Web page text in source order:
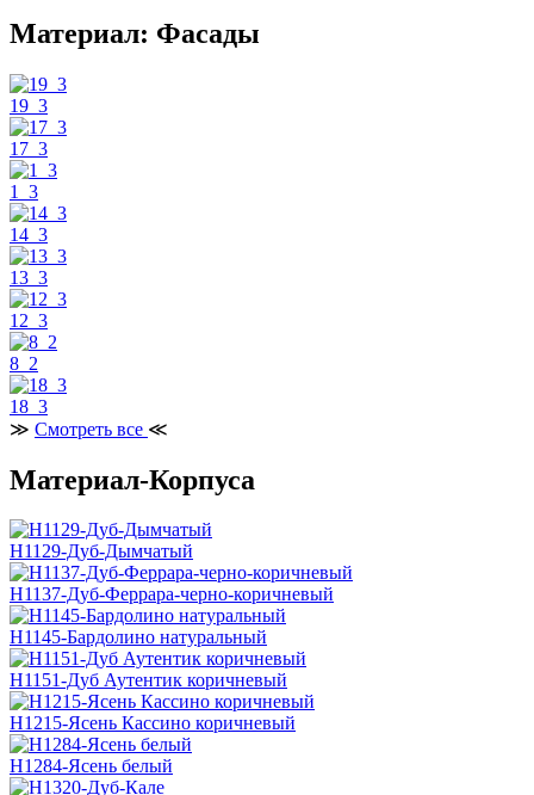
Материал: Фасады
19_3
17_3
1_3
14_3
13_3
12_3
8_2
18_3
≫ Смотреть все ≪
Материал-Корпуса
H1129-Дуб-Дымчатый
H1137-Дуб-Феррара-черно-коричневый
H1145-Бардолино натуральный
H1151-Дуб Аутентик коричневый
H1215-Ясень Кассино коричневый
H1284-Ясень белый